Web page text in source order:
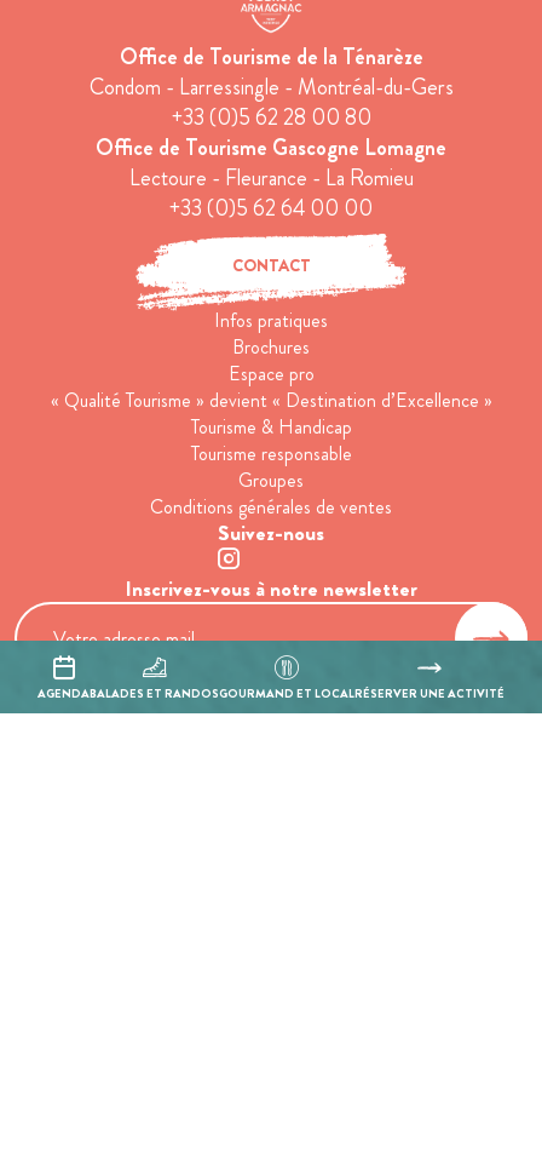
AGENDABALADES ET RANDOSGOURMAND ET LOCALRÉSERVER UNE ACTIVITÉ
Office de Tourisme de la Ténarèze
Condom - Larressingle - Montréal-du-Gers
+33 (0)5 62 28 00 80
Office de Tourisme Gascogne Lomagne
Lectoure - Fleurance - La Romieu
+33 (0)5 62 64 00 00
CONTACT
Infos pratiques
Brochures
Espace pro
« Qualité Tourisme » devient « Destination d’Excellence »
Tourisme & Handicap
Tourisme responsable
Groupes
Conditions générales de ventes
Suivez-nous
Inscrivez-vous à notre newsletter
En cochant cette case, j’accepte que les informations saisies soient